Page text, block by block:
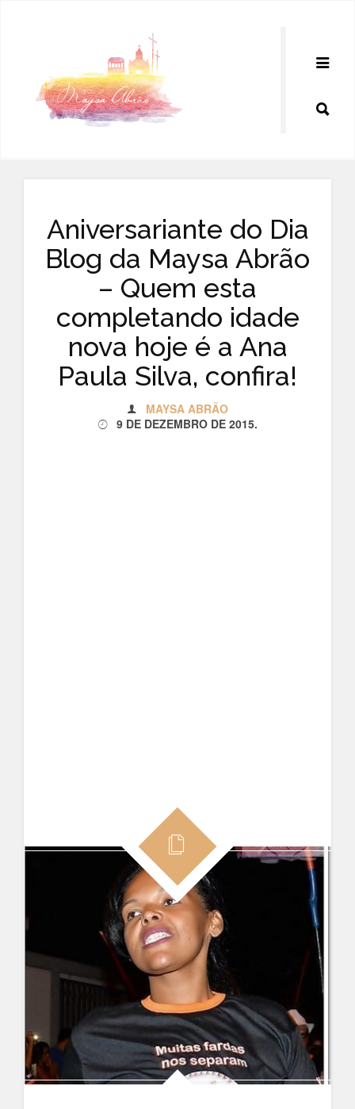
Aniversariante do Dia
Blog da Maysa Abrão
– Quem esta
completando idade
nova hoje é a Ana
Paula Silva, confira!
MAYSA ABRÃO
9 DE DEZEMBRO DE 2015.